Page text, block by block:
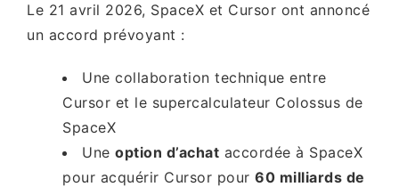
Le 21 avril 2026, SpaceX et Cursor ont annoncé
un accord prévoyant :
Une collaboration technique entre
Cursor et le supercalculateur Colossus de
SpaceX
Une option d’achat accordée à SpaceX
pour acquérir Cursor pour 60 milliards de